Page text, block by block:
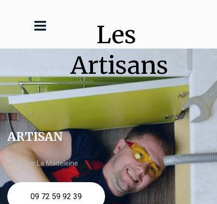
Les
Artisans
ARTISAN
plombier La Madeleine
09 72 59 92 39